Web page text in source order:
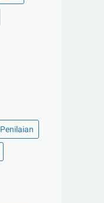
Penilaian